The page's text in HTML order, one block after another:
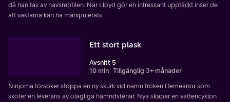
då han tas av havsreptilen. När Lloyd gör en intressant upptäckt inser de
att väktarna kan ha manipulerats.
Ett stort plask
Avsnitt 5
10 min Tillgänglig 3+ månader
Ninjorna försöker stoppa en ny skurk vid namn fröken Demeanor som
sköter en leverans av olagliga hämndstenar. Nya skapar en vattencyklon